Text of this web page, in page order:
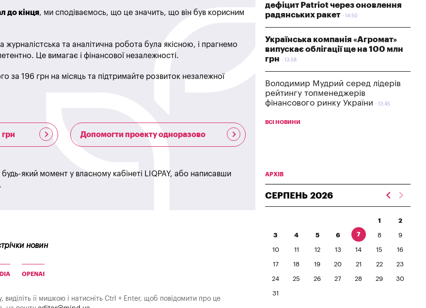
до кінця, ми сподіваємось, що це значить, що він був корисним
та аналітична робота була якісною, і прагнемо
Це вимагає і фінансової незалежності.
за 196 грн на місяць та підтримайте розвиток незалежної
Допомогти проекту одноразово
який момент у власному кабінеті LIQPAY, або написавши
.
новин
OPENAI
її мишкою і натисніть Ctrl + Enter, щоб повідомити про це
дефіцит Patriot через оновлення
радянських ракет
14:50
Українська компанія «Агромат»
випускає облігації ще на 100 млн
грн
13:58
Володимир Мудрий серед лідерів
рейтингу топменеджерів
фінансового ринку України
13:45
ВСІ НОВИНИ
АРХІВ
СЕРПЕНЬ 2026
1 2
3 4 5 6 7 8 9
10 11 12 13 14 15 16
17 18 19 20 21 22 23
24 25 26 27 28 29 30
31